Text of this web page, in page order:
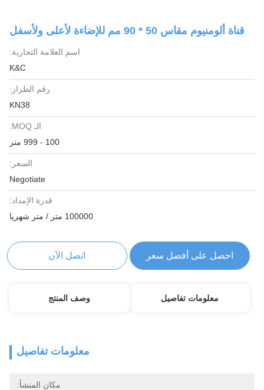
قناة ألومنيوم مقاس 50 * 90 مم للإضاءة لأعلى ولأسفل
اسم العلامة التجارية:
K&C
رقم الطراز:
KN38
الـ MOQ:
100 - 999 متر
السعر:
Negotiate
قدرة الإمداد:
100000 متر / متر شهريا
احصل على أفضل سعر اتصل الآن
معلومات تفاصيل وصف المنتج
معلومات تفاصيل
مكان المنشأ: